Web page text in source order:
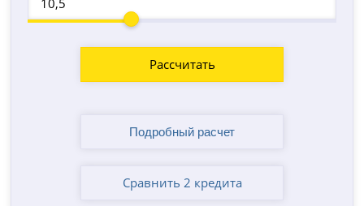
Рассчитать
Сравнить 2 кредита